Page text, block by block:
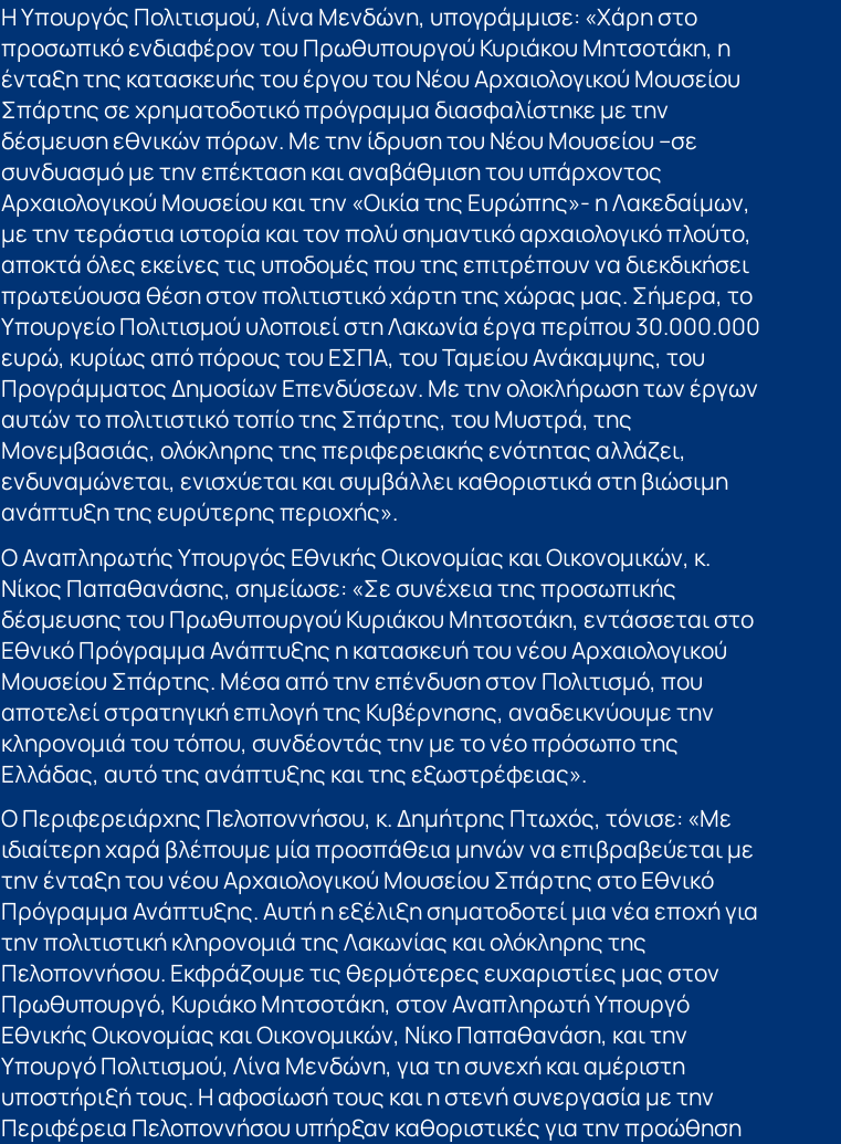
Η Υπουργός Πολιτισμού, Λίνα Μενδώνη, υπογράμμισε: «Χάρη στο
προσωπικό ενδιαφέρον του Πρωθυπουργού Κυριάκου Μητσοτάκη, η
ένταξη της κατασκευής του έργου του Νέου Αρχαιολογικού Μουσείου
Σπάρτης σε χρηματοδοτικό πρόγραμμα διασφαλίστηκε με την
δέσμευση εθνικών πόρων. Με την ίδρυση του Νέου Μουσείου –σε
συνδυασμό με την επέκταση και αναβάθμιση του υπάρχοντος
Αρχαιολογικού Μουσείου και την «Οικία της Ευρώπης»- η Λακεδαίμων,
με την τεράστια ιστορία και τον πολύ σημαντικό αρχαιολογικό πλούτο,
αποκτά όλες εκείνες τις υποδομές που της επιτρέπουν να διεκδικήσει
πρωτεύουσα θέση στον πολιτιστικό χάρτη της χώρας μας. Σήμερα, το
Υπουργείο Πολιτισμού υλοποιεί στη Λακωνία έργα περίπου 30.000.000
ευρώ, κυρίως από πόρους του ΕΣΠΑ, του Ταμείου Ανάκαμψης, του
Προγράμματος Δημοσίων Επενδύσεων. Με την ολοκλήρωση των έργων
αυτών το πολιτιστικό τοπίο της Σπάρτης, του Μυστρά, της
Μονεμβασιάς, ολόκληρης της περιφερειακής ενότητας αλλάζει,
ενδυναμώνεται, ενισχύεται και συμβάλλει καθοριστικά στη βιώσιμη
ανάπτυξη της ευρύτερης περιοχής».
Ο Αναπληρωτής Υπουργός Εθνικής Οικονομίας και Οικονομικών, κ.
Νίκος Παπαθανάσης, σημείωσε: «Σε συνέχεια της προσωπικής
δέσμευσης του Πρωθυπουργού Κυριάκου Μητσοτάκη, εντάσσεται στο
Εθνικό Πρόγραμμα Ανάπτυξης η κατασκευή του νέου Αρχαιολογικού
Μουσείου Σπάρτης. Μέσα από την επένδυση στον Πολιτισμό, που
αποτελεί στρατηγική επιλογή της Κυβέρνησης, αναδεικνύουμε την
κληρονομιά του τόπου, συνδέοντάς την με το νέο πρόσωπο της
Ελλάδας, αυτό της ανάπτυξης και της εξωστρέφειας».
Ο Περιφερειάρχης Πελοποννήσου, κ. Δημήτρης Πτωχός, τόνισε: «Με
ιδιαίτερη χαρά βλέπουμε μία προσπάθεια μηνών να επιβραβεύεται με
την ένταξη του νέου Αρχαιολογικού Μουσείου Σπάρτης στο Εθνικό
Πρόγραμμα Ανάπτυξης. Αυτή η εξέλιξη σηματοδοτεί μια νέα εποχή για
την πολιτιστική κληρονομιά της Λακωνίας και ολόκληρης της
Πελοποννήσου. Εκφράζουμε τις θερμότερες ευχαριστίες μας στον
Πρωθυπουργό, Κυριάκο Μητσοτάκη, στον Αναπληρωτή Υπουργό
Εθνικής Οικονομίας και Οικονομικών, Νίκο Παπαθανάση, και την
Υπουργό Πολιτισμού, Λίνα Μενδώνη, για τη συνεχή και αμέριστη
υποστήριξή τους. Η αφοσίωσή τους και η στενή συνεργασία με την
Περιφέρεια Πελοποννήσου υπήρξαν καθοριστικές για την προώθηση